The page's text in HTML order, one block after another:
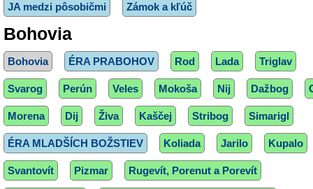
JA medzi pôsobičmi Zámok a kľúč
Bohovia
Bohovia ÉRA PRABOHOV Rod Lada Triglav
Svarog Perún Veles Mokoša Nij Dažbog
Morena Dij Živa Kaščej Stribog Simarigl
ÉRA MLADŠÍCH BOŽSTIEV Koliada Jarilo Kupalo
Svantovít Pizmar Rugevít, Porenut a Porevít